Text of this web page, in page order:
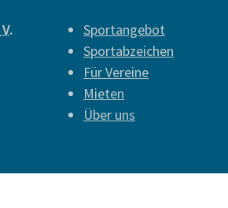
Sportangebot
Sportabzeichen
Für Vereine
Mieten
Über uns